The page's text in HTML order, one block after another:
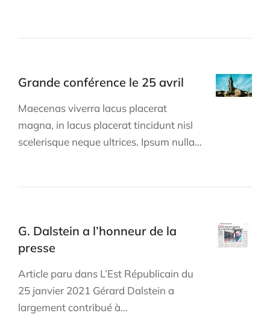
Grande conférence le 25 avril
Maecenas viverra lacus placerat
magna, in lacus placerat tincidunt nisl
scelerisque neque ultrices. Ipsum nulla…
G. Dalstein a l’honneur de la
presse
Article paru dans L’Est Républicain du
25 janvier 2021 Gérard Dalstein a
largement contribué à…